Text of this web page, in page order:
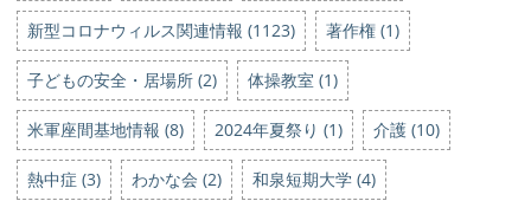
新型コロナウィルス関連情報 (1123) 著作権 (1)
子どもの安全・居場所 (2) 体操教室 (1)
米軍座間基地情報 (8) 2024年夏祭り (1) 介護 (10)
熱中症 (3) わかな会 (2) 和泉短期大学 (4)